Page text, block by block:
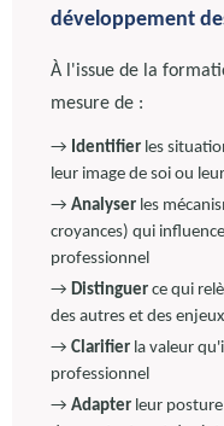
développement
À l'issue de la
mesure de :
→ Identifier les
leur image de soi ou
→ Analyser les
croyances) qui
professionnel
→ Distinguer ce qui
des autres et des
→ Clarifier la valeur
professionnel
→ Adapter leur